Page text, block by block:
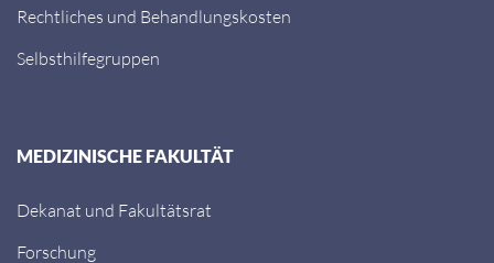
Rechtliches und Behandlungskosten
Selbsthilfegruppen
MEDIZINISCHE FAKULTÄT
Dekanat und Fakultätsrat
Forschung